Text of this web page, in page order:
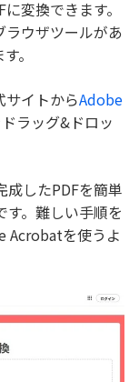
変換できます。
ウザツールがあ
。
イトからAdobe
ラッグ&ドロッ
成したPDFを簡単
。難しい手順を
Acrobatを使うよ